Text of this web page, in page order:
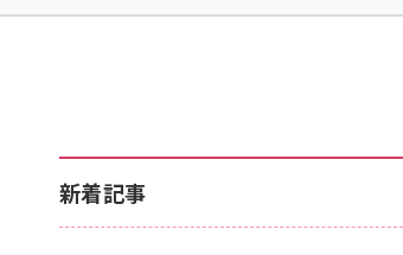
z世代 (1623)
新着記事